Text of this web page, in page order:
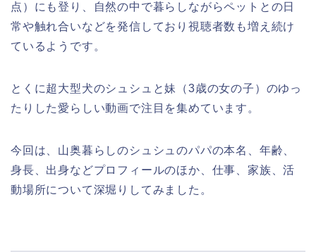
点）にも登り、自然の中で暮らしながらペットとの日
常や触れ合いなどを発信しており視聴者数も増え続け
ているようです。
とくに超大型犬のシュシュと妹（3歳の女の子）のゆっ
たりした愛らしい動画で注目を集めています。
今回は、山奥暮らしのシュシュのパパの本名、年齢、
身長、出身などプロフィールのほか、仕事、家族、活
動場所について深堀りしてみました。